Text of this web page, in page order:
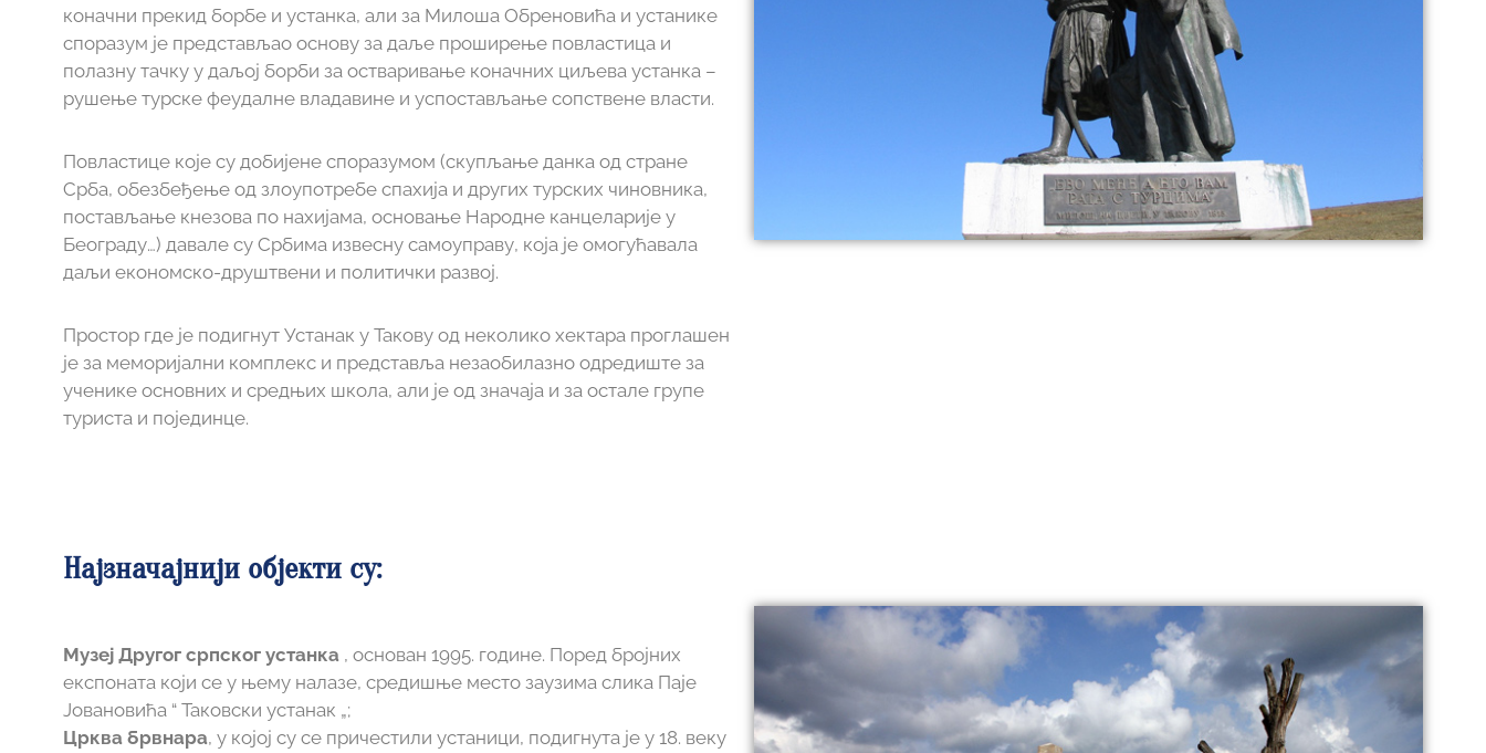
коначни прекид борбе и устанка, али за Милоша Обреновића и устанике
споразум је представљао основу за даље проширење повластица и
полазну тачку у даљој борби за остваривање коначних циљева устанка –
рушење турске феудалне владавине и успостављање сопствене власти.
Повластице које су добијене споразумом (скупљање данка од стране
Срба, обезбеђење од злоупотребе спахија и других турских чиновника,
постављање кнезова по нахијама, основање Народне канцеларије у
Београду…) давале су Србима извесну самоуправу, која је омогућавала
даљи економско-друштвени и политички развој.
Простор где је подигнут Устанак у Такову од неколико хектара проглашен
је за меморијални комплекс и представља незаобилазно одредиште за
ученике основних и средњих школа, али је од значаја и за остале групе
туриста и појединце.
Најзначајнији објекти су:
Музеј Другог српског устанка , основан 1995. године. Поред бројних
експоната који се у њему налазе, средишње место заузима слика Паје
Јовановића “ Таковски устанак „;
Црква брвнара, у којој су се причестили устаници, подигнута је у 18. веку